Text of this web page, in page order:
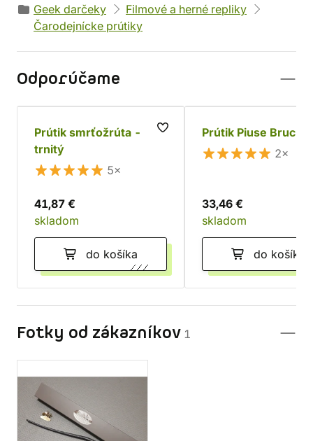
Geek darčeky
Filmové a herné repliky
Čarodejnícke prútiky
Odporúčame
Prútik smrťožrúta -
trnitý
5×
41,87 €
skladom
do košíka
Prútik Piuse
2×
33,46 €
skladom
do košíka
Fotky od zákazníkov 1